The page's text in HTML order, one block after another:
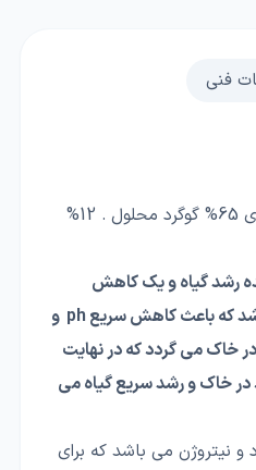
فنی
کود گروسول ان ایتالیا حاوی 65% گوگرد محلول . 12%
رشد گیاه و یک کاهش
دهنده قوی ph خاک می باشد که باعث کاهش سریع ph و
خاک می گردد که در نهایت
خاک و رشد سریع گیاه می
و نیتروژن می باشد که برای